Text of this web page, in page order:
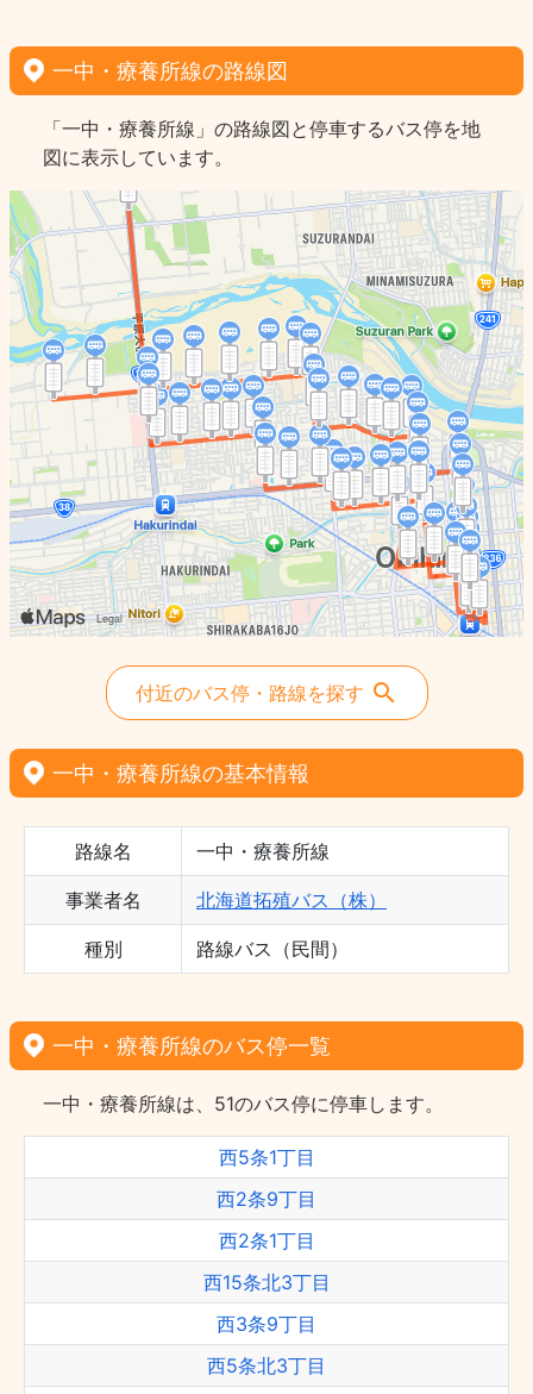
一中・療養所線の路線図
「一中・療養所線」の路線図と停車するバス停を地
図に表示しています。
付近のバス停・路線を探す
一中・療養所線の基本情報
路線名 一中・療養所線
事業者名 北海道拓殖バス（株）
種別 路線バス（民間）
一中・療養所線のバス停一覧
一中・療養所線は、51のバス停に停車します。
西5条1丁目
西2条9丁目
西2条1丁目
西15条北3丁目
西3条9丁目
西5条北3丁目